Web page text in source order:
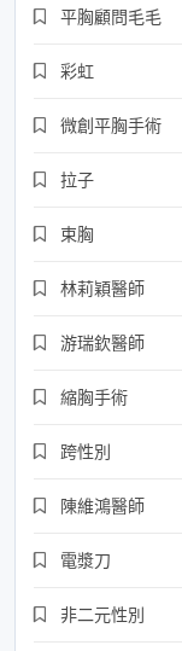
平胸顧問毛毛
彩虹
微創平胸手術
拉子
束胸
林莉穎醫師
游瑞欽醫師
縮胸手術
跨性別
陳維鴻醫師
電漿刀
非二元性別